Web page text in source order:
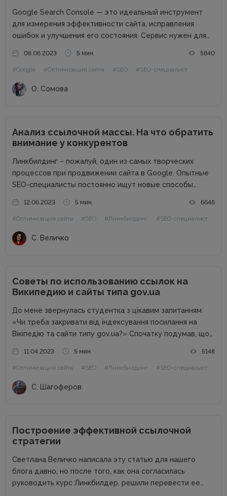
Google Search Console — это идеальный инструмент
для измерения эффективности сайта, исправления
ошибок и улучшения его состояния. Сервис нужен для
поисковые роботы индексируют отдельные страницы, а
также как решить все вопросы, связанные с
продвижением...
06.06.2023 5 мин. 5840
#Google #Оптимизация сайта #SEO #SEO-специалист
О. Сомова
Анализ ссылочной массы. На что обратить
внимание у конкурентов
Линкбилдинг – пожалуй, один из самых творческих
процессов при продвижении сайта в Google. Опытные
SEO-специалисты постоянно ищут новые способы
будут стоить недорого, при этом подталкивать нужные
страницы по ключевым запросам. В этой статье мы...
12.06.2023 5 мин. 6646
#Оптимизация сайта #SEO #Линкбилдинг #SEO-специалист
С. Величко
Советы по использованию ссылок на
Википедию и сайты типа gov.ua
До мене звернулась студентка з цікавим запитанням:
«Чи треба закривати від індексування посилання на
Вікіпедію та сайти типу gov.ua?» Спочатку подумав, що
що це тема окремої статті. Від редакції. Перевірені
поради та...
11.04.2023 5 мин. 5148
#Оптимизация сайта #SEO #Линкбилдинг #SEO-специалист
С. Шагоферов
Построение эффективной ссылочной
стратегии
Светлана Величко написала эту статью для нашего
блога давно, но после того, как она согласилась
руководить курс Линкбилдер, решили перевести ее